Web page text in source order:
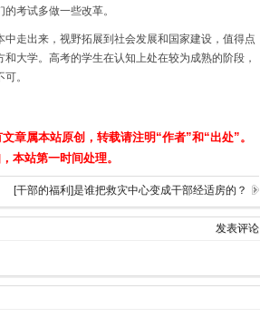
考试多做一些改革。
走出来，视野拓展到社会发展和国家建设，值得点
大学。高考的学生在认知上处在较为成熟的阶段，
。
章属本站原创，转载请注明“作者”和“出处”。
本站第一时间处理。
[干部的福利]是谁把救灾中心变成干部经适房的？
发表评论